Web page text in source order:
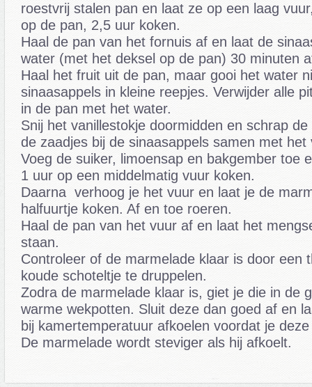
roestvrij stalen pan en laat ze op een laag
op de pan, 2,5 uur koken.
Haal de pan van het fornuis af en laat de
water (met het deksel op de pan) 30 minuten
Haal het fruit uit de pan, maar gooi het water
sinaasappels in kleine reepjes. Verwijder alle
in de pan met het water.
Snij het vanillestokje doormidden en schrap
de zaadjes bij de sinaasappels samen met het
Voeg de suiker, limoensap en bakgember toe
1 uur op een middelmatig vuur koken.
Daarna verhoog je het vuur en laat je de
halfuurtje koken. Af en toe roeren.
Haal de pan van het vuur af en laat het
staan.
Controleer of de marmelade klaar is door een
koude schoteltje te druppelen.
Zodra de marmelade klaar is, giet je die in de
warme wekpotten. Sluit deze dan goed af en
bij kamertemperatuur afkoelen voordat je
De marmelade wordt steviger als hij afkoelt.